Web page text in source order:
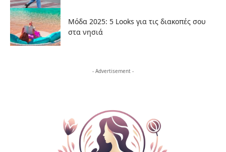
Μόδα 2025: 5 Looks για τις διακοπές σου
στα νησιά
- Advertisement -